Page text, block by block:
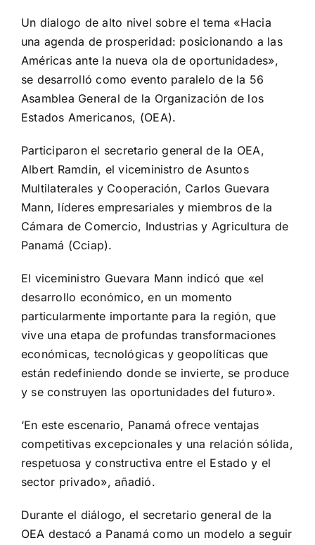
Un dialogo de alto nivel sobre el tema «Hacia
una agenda de prosperidad: posicionando a las
Américas ante la nueva ola de oportunidades»,
se desarrolló como evento paralelo de la 56
Asamblea General de la Organización de los
Estados Americanos, (OEA).
Participaron el secretario general de la OEA,
Albert Ramdin, el viceministro de Asuntos
Multilaterales y Cooperación, Carlos Guevara
Mann, líderes empresariales y miembros de la
Cámara de Comercio, Industrias y Agricultura de
Panamá (Cciap).
El viceministro Guevara Mann indicó que «el
desarrollo económico, en un momento
particularmente importante para la región, que
vive una etapa de profundas transformaciones
económicas, tecnológicas y geopolíticas que
están redefiniendo donde se invierte, se produce
y se construyen las oportunidades del futuro».
‘En este escenario, Panamá ofrece ventajas
competitivas excepcionales y una relación sólida,
respetuosa y constructiva entre el Estado y el
sector privado», añadió.
Durante el diálogo, el secretario general de la
OEA destacó a Panamá como un modelo a seguir